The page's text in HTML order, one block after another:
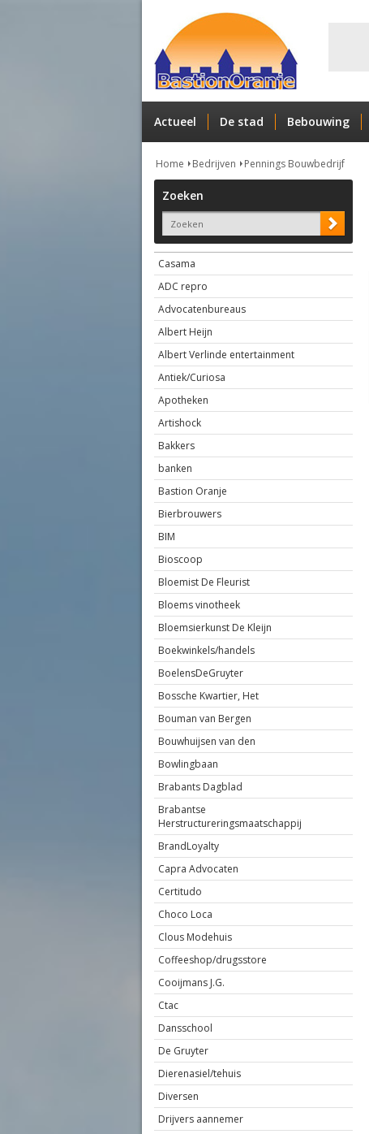
Actueel De stad Bebouwing
Home Bedrijven Pennings Bouwbedrijf
Zoeken
Casama
ADC repro
Advocatenbureaus
Albert Heijn
Albert Verlinde entertainment
Antiek/Curiosa
Apotheken
Artishock
Bakkers
banken
Bastion Oranje
Bierbrouwers
BIM
Bioscoop
Bloemist De Fleurist
Bloems vinotheek
Bloemsierkunst De Kleijn
Boekwinkels/handels
BoelensDeGruyter
Bossche Kwartier, Het
Bouman van Bergen
Bouwhuijsen van den
Bowlingbaan
Brabants Dagblad
Brabantse
Herstructureringsmaatschappij
BrandLoyalty
Capra Advocaten
Certitudo
Choco Loca
Clous Modehuis
Coffeeshop/drugsstore
Cooijmans J.G.
Ctac
Dansschool
De Gruyter
Dierenasiel/tehuis
Diversen
Drijvers aannemer